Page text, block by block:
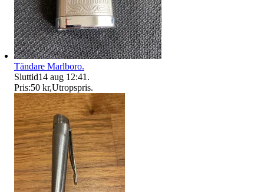
Tändare Marlboro.
Sluttid14 aug 12:41 .
Pris:50 kr,Utropspris.